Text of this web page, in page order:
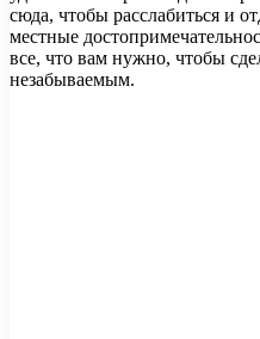
сюда, чтобы расслабиться и
местные
все, что вам нужно, чтобы
незабываемым.